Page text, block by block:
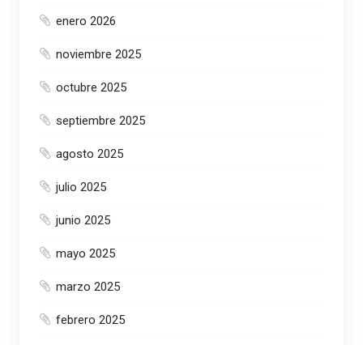
enero 2026
noviembre 2025
octubre 2025
septiembre 2025
agosto 2025
julio 2025
junio 2025
mayo 2025
marzo 2025
febrero 2025